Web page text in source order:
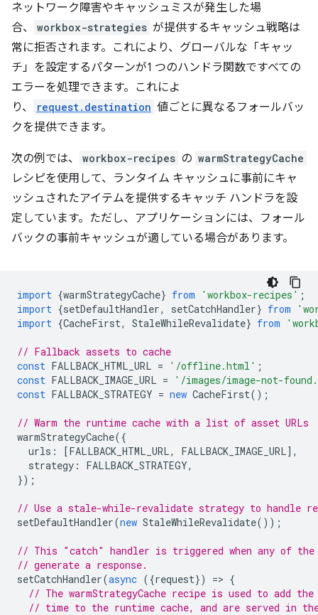
ネットワーク障害やキャッシュミスが発生した場
合、
workbox-strategies が提供するキャッシュ戦略は
常に拒否されます。これにより、グローバルな「キャッ
チ」を設定するパターンが1 つのハンドラ関数ですべての
エラーを処理できます。これによ
り、
request.destination 値ごとに異なるフォールバッ
クを提供できます。
次の例では、 workbox-recipes の warmStrategyCache
レシピを使用して、ランタイム キャッシュに事前にキャ
ッシュされたアイテムを提供するキャッチ ハンドラを設
定しています。ただし、アプリケーションには、フォール
バックの事前キャッシュが適している場合があります。
import {warmStrategyCache} from 'workbox-recipes' ;
import {setDefaultHandler, setCatchHandler} from
import {CacheFirst, StaleWhileRevalidate} from
// Fallback assets to cache
const FALLBACK_HTML_URL = '/offline.html' ;
const FALLBACK_IMAGE_URL =
'/images/image-not-
const FALLBACK_STRATEGY = new CacheFirst();
// Warm the runtime cache with a list of asset URLs
warmStrategyCache({
urls : [FALLBACK_HTML_URL, FALLBACK_IMAGE_URL],
strategy : FALLBACK_STRATEGY,
});
// Use a stale-while-revalidate strategy to handle
setDefaultHandler(new StaleWhileRevalidate());
// This "catch" handler is triggered when any of
// generate a response.
setCatchHandler(async ({request}) => {
// The warmStrategyCache recipe is used to add
// time to the runtime cache, and are served in